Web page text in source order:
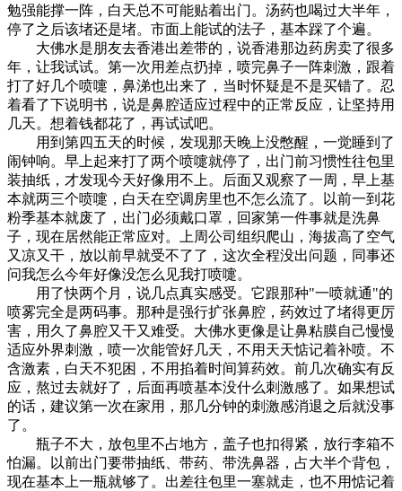
勉强能撑一阵，白天总不可能贴着出门。汤药也喝过大半年，
停了之后该堵还是堵。市面上能试的法子，基本踩了个遍。
大佛水是朋友去香港出差带的，说香港那边药房卖了很多
年，让我试试。第一次用差点扔掉，喷完鼻子一阵刺激，跟着
打了好几个喷嚏，鼻涕也出来了，当时怀疑是不是买错了。忍
着看了下说明书，说是鼻腔适应过程中的正常反应，让坚持用
几天。想着钱都花了，再试试吧。
用到第四五天的时候，发现那天晚上没憋醒，一觉睡到了
闹钟响。早上起来打了两个喷嚏就停了，出门前习惯性往包里
装抽纸，才发现今天好像用不上。后面又观察了一周，早上基
本就两三个喷嚏，白天在空调房里也不怎么流了。以前一到花
粉季基本就废了，出门必须戴口罩，回家第一件事就是洗鼻
子，现在居然能正常应对。上周公司组织爬山，海拔高了空气
又凉又干，放以前早就受不了了，这次全程没出问题，同事还
问我怎么今年好像没怎么见我打喷嚏。
用了快两个月，说几点真实感受。它跟那种"一喷就通"的
喷雾完全是两码事。那种是强行扩张鼻腔，药效过了堵得更厉
害，用久了鼻腔又干又难受。大佛水更像是让鼻粘膜自己慢慢
适应外界刺激，喷一次能管好几天，不用天天惦记着补喷。不
含激素，白天不犯困，不用掐着时间算药效。前几次确实有反
应，熬过去就好了，后面再喷基本没什么刺激感了。如果想试
的话，建议第一次在家用，那几分钟的刺激感消退之后就没事
了。
瓶子不大，放包里不占地方，盖子也扣得紧，放行李箱不
怕漏。以前出门要带抽纸、带药、带洗鼻器，占大半个背包，
现在基本上一瓶就够了。出差往包里一塞就走，也不用惦记着